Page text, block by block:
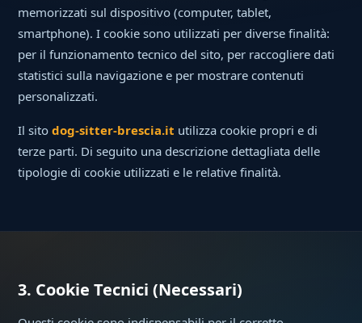
memorizzati sul dispositivo (computer, tablet,
smartphone). I cookie sono utilizzati per diverse finalità:
per il funzionamento tecnico del sito, per raccogliere dati
statistici sulla navigazione e per mostrare contenuti
personalizzati.
Il sitodog-sitter-brescia.it utilizza cookie propri e di
terze parti. Di seguito una descrizione dettagliata delle
tipologie di cookie utilizzati e le relative finalità.
3. Cookie Tecnici (Necessari)